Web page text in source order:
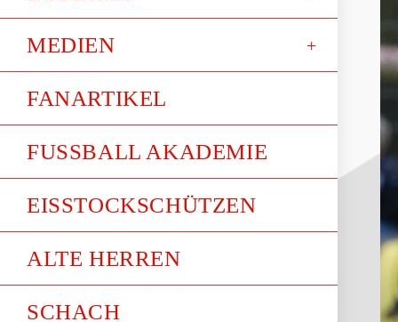
MEDIEN
FANARTIKEL
FUSSBALL AKADEMIE
EISSTOCKSCHÜTZEN
ALTE HERREN
SCHACH